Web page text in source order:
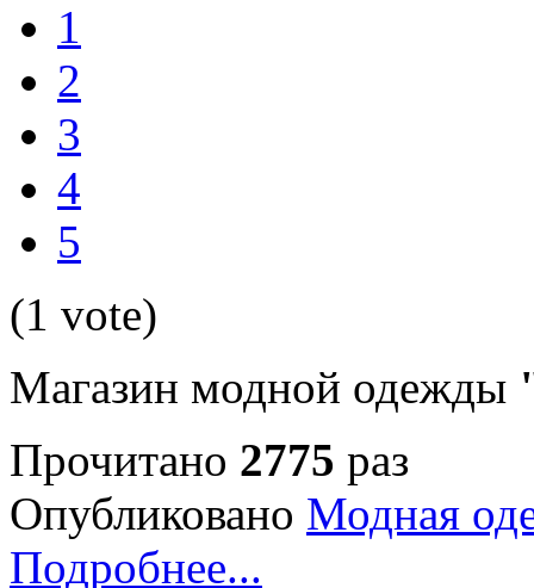
1
2
3
4
5
(1 vote)
Магазин модной одежды
Прочитано 2775 раз
Опубликовано Модная
Подробнее...